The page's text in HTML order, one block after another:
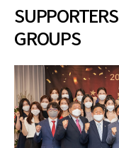
SUPPORTERS
GROUPS